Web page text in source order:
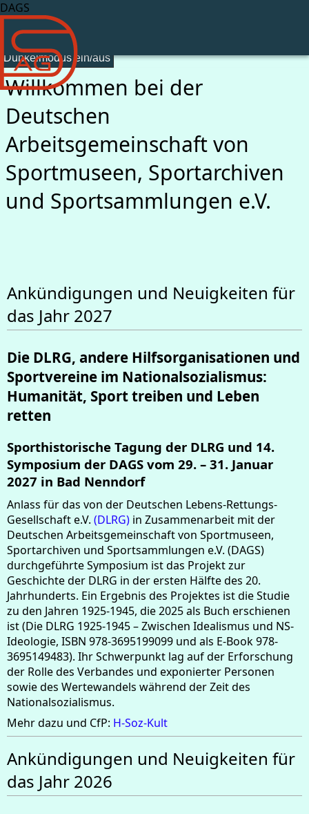
DAGS
Dunkelmodus ein/aus
Willkommen bei der
Deutschen
Arbeitsgemeinschaft von
Sportmuseen, Sportarchiven
und Sportsammlungen e.V.
Ankündigungen und Neuigkeiten für
das Jahr 2027
Die DLRG, andere Hilfsorganisationen und
Sportvereine im Nationalsozialismus:
Humanität, Sport treiben und Leben
retten
Sporthistorische Tagung der DLRG und 14.
Symposium der DAGS vom 29. – 31. Januar
2027 in Bad Nenndorf
Anlass für das von der Deutschen Lebens-Rettungs-
Gesellschaft e.V. (DLRG) in Zusammenarbeit mit der
Deutschen Arbeitsgemeinschaft von Sportmuseen,
Sportarchiven und Sportsammlungen e.V. (DAGS)
durchgeführte Symposium ist das Projekt zur
Geschichte der DLRG in der ersten Hälfte des 20.
Jahrhunderts. Ein Ergebnis des Projektes ist die Studie
zu den Jahren 1925-1945, die 2025 als Buch erschienen
ist (Die DLRG 1925-1945 – Zwischen Idealismus und NS-
Ideologie, ISBN 978-3695199099 und als E-Book 978-
3695149483). Ihr Schwerpunkt lag auf der Erforschung
der Rolle des Verbandes und exponierter Personen
sowie des Wertewandels während der Zeit des
Nationalsozialismus.
Mehr dazu und CfP: H-Soz-Kult
Ankündigungen und Neuigkeiten für
das Jahr 2026